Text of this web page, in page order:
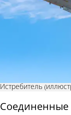
Истребитель
Соединенные